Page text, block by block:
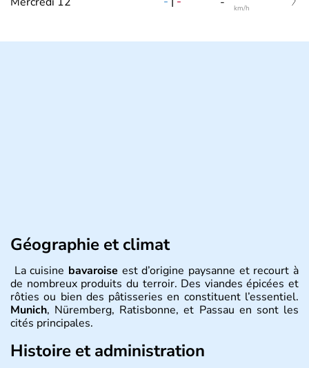
km/h
Géographie et climat
La cuisine bavaroise est d’origine paysanne et recourt à
de nombreux produits du terroir. Des viandes épicées et
rôties ou bien des pâtisseries en constituent l’essentiel.
Munich, Nüremberg, Ratisbonne, et Passau en sont les
cités principales.
Histoire et administration